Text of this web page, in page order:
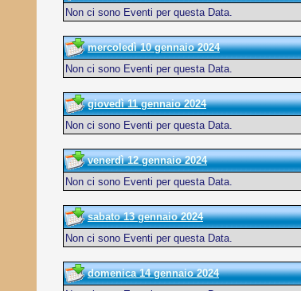
Non ci sono Eventi per questa Data.
mercoledì 10 gennaio 2024
Non ci sono Eventi per questa Data.
giovedì 11 gennaio 2024
Non ci sono Eventi per questa Data.
venerdì 12 gennaio 2024
Non ci sono Eventi per questa Data.
sabato 13 gennaio 2024
Non ci sono Eventi per questa Data.
domenica 14 gennaio 2024